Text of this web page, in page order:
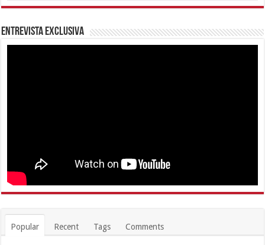
Entrevista Exclusiva
Popular Recent Tags Comments